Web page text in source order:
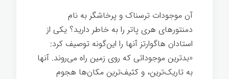
آن موجودات ترسناک و پرخاشگر به نام
دمنتورهای هری پاتر را به خاطر دارید؟ یکی از
استادان هاگوارتز آنها را این‌گونه توصیف کرد:
«بدترین موجوداتی که روی زمین راه می‌روند. آنها
به تاریک‌ترین، و کثیف‌ترین مکان‌ها هجوم